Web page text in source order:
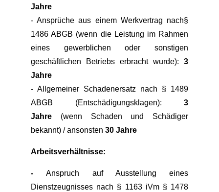
Jahre
- Ansprüche aus einem Werkvertrag nach§
1486 ABGB (wenn die Leistung im Rahmen
eines gewerblichen oder sonstigen
geschäftlichen Betriebs erbracht wurde):3
Jahre
- Allgemeiner Schadenersatz nach § 1489
ABGB (Entschädigungsklagen): 3
Jahre(wenn Schaden und Schädiger
bekannt) / ansonsten 30 Jahre
Arbeitsverhältnisse:
-Anspruch auf Ausstellung eines
Dienstzeugnisses nach § 1163 iVm § 1478